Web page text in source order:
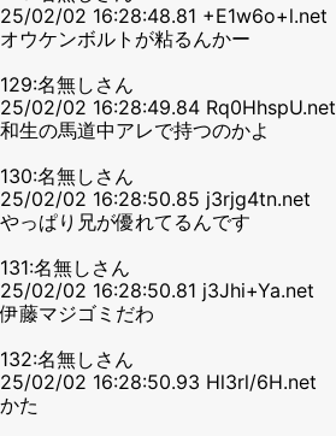
25/02/02 16:28:48.81 +E1w6o+l.net
オウケンボルトが粘るんかー
129:名無しさん
25/02/02 16:28:49.84 Rq0HhspU.net
和生の馬道中アレで持つのかよ
130:名無しさん
25/02/02 16:28:50.85 j3rjg4tn.net
やっぱり兄が優れてるんです
131:名無しさん
25/02/02 16:28:50.81 j3Jhi+Ya.net
伊藤マジゴミだわ
132:名無しさん
25/02/02 16:28:50.93 Hl3rl/6H.net
かた